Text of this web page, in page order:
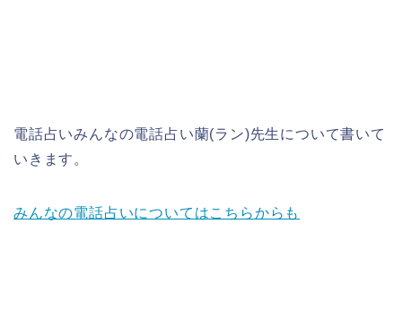
電話占いみんなの電話占い蘭(ラン)先生について書いて
いきます。
みんなの電話占いについてはこちらからも